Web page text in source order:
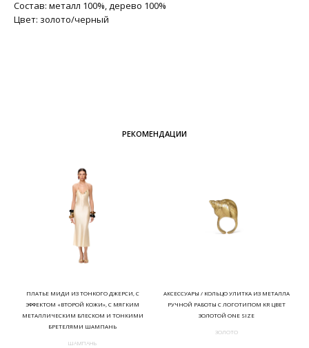
Состав: металл 100%, дерево 100%
Цвет: золото/черный
РЕКОМЕНДАЦИИ
ПЛАТЬЕ МИДИ ИЗ ТОНКОГО ДЖЕРСИ, С
ЭФФЕКТОМ «ВТОРОЙ КОЖИ», С МЯГКИМ
МЕТАЛЛИЧЕСКИМ БЛЕСКОМ И ТОНКИМИ
БРЕТЕЛЯМИ ШАМПАНЬ
ШАМПАНЬ
АКСЕССУАРЫ / КОЛЬЦО УЛИТКА ИЗ МЕТАЛЛА
РУЧНОЙ РАБОТЫ С ЛОГОТИПОМ KR ЦВЕТ
ЗОЛОТОЙ ONE SIZE
ЗОЛОТО